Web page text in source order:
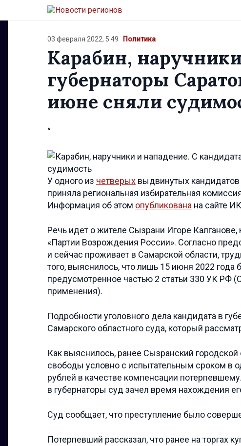
03 февраля 2022, 5:49 Политика
Карабин,
губернаторы
июне сняли
“
У одного из четверых выдвинутых кандидатов
приняла региональная избирательная
Информация об этом опубликована на сайте
Речь идет о жителе Сызрани Игоре
«Партии Возрождения России». Согласно
и сейчас проживает в Самарской области,
того, выяснилось, что лишь 15 июня 2022 года
предусмотренное частью 2 статьи 330 УК РФ
применения).
Подробности уголовного дела кандидата в
Самарского областного суда, который
Как выяснилось, ранее Сызранский
свободы условно с испытательным сроком в
рублей в качестве компенсации
в губернаторы суд зачел время нахождения
Суд сообщает, что преступление было
Потерпевший рассказал, что ранее на торгах